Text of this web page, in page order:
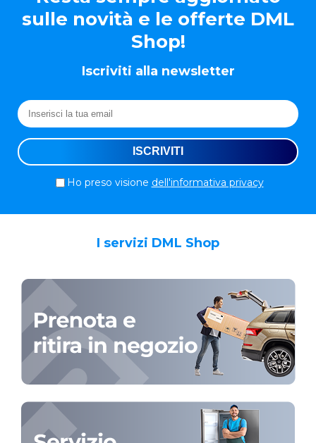
sulle novità e le offerte DML
Shop!
Iscriviti alla newsletter
Ho preso visione dell'informativa privacy
I servizi DML Shop